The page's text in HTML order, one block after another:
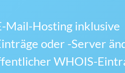
Mail-Hosting inklusive
oder -Server
WHOIS-